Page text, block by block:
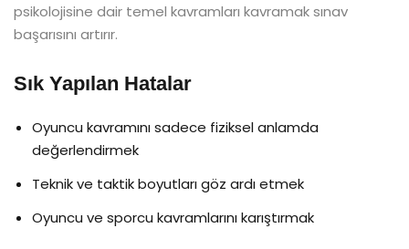
psikolojisine dair temel kavramları kavramak sınav
başarısını artırır.
Sık Yapılan Hatalar
Oyuncu kavramını sadece fiziksel anlamda
değerlendirmek
Teknik ve taktik boyutları göz ardı etmek
Oyuncu ve sporcu kavramlarını karıştırmak